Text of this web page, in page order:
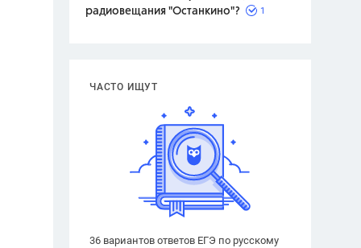
радиовещания "Останкино"?
1
ЧАСТО ИЩУТ
36 вариантов ответов ЕГЭ по русскому